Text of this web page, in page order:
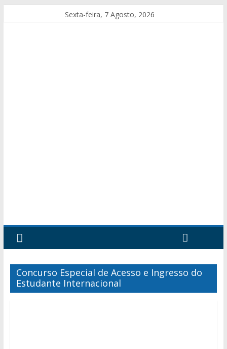
Sexta-feira, 7 Agosto, 2026
Concurso Especial de Acesso e Ingresso do
Estudante Internacional